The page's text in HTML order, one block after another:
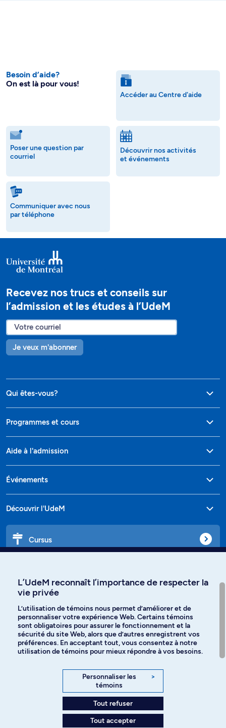
Besoin d’aide?
On est là pour vous!
Accéder au Centre d'aide
Poser une question par
courriel
Découvrir nos activités
et événements
Communiquer avec nous
par téléphone
Recevez nos trucs et conseils sur
l’admission et les études à l’UdeM
Je veux m'abonner
Qui êtes-vous?
Programmes et cours
Aide à l'admission
Événements
Découvrir l'UdeM
Cursus
Langues
Facebook Instagram
YouTube
L’UdeM reconnaît l’importance de respecter la
vie privée
L’utilisation de témoins nous permet d’améliorer et de
personnaliser votre expérience Web. Certains témoins
sont obligatoires pour assurer le fonctionnement et la
sécurité du site Web, alors que d’autres enregistrent vos
préférences. En acceptant tout, vous consentez à notre
utilisation de témoins pour mieux répondre à vos besoins.
Personnaliser les
témoins
>
Tout refuser
Tout accepter